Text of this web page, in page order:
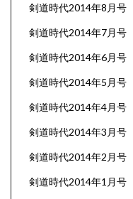
剣道時代2014年8月号
剣道時代2014年7月号
剣道時代2014年6月号
剣道時代2014年5月号
剣道時代2014年4月号
剣道時代2014年3月号
剣道時代2014年2月号
剣道時代2014年1月号